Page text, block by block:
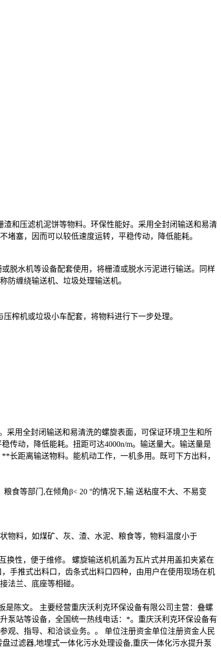
和压滤机泥饼等物料。环保性能好。采用全封闭输送和易清
塞，因而可以较低速度运转，平稳传动，降低能耗。
脱水机等设备配套使用，将栅渣或脱水污泥进行输送。同样
防缠绕输送机、垃圾处理输送机。
榨机或垃圾小车配套，将物料进行下一步处理。
采用全封闭输送和易清洗的螺旋表面，可保证环境卫生和所
传动，降低能耗。扭距可达4000n/m。输送量大。输送量是
长距离输送物料。能机动工作，一机多用。既可下方出料，
食等部门,在倾角β< 20 °的情况下,输 送粘度不大、不易变
物料，如煤矿、灰、渣、水泥、粮食等，物料温度小于
换性，便于维修。 螺旋输送机机盖为瓦片式并用盖扣夹紧在
手推式出料口，齿条式出料口四种，由用户在使用现场在机
法兰、底座等相碰。
陈文。 主要经营重庆沃利克环保设备有限公司主营：叠螺
泵站等设备，全国统一热线电话：*。重庆沃利克环保设备有
观、指导、和洽谈业务。。 单位注册资金单位注册资金人民
过滤器,地埋式一体化污水处理设备,重庆一体化污水提升泵